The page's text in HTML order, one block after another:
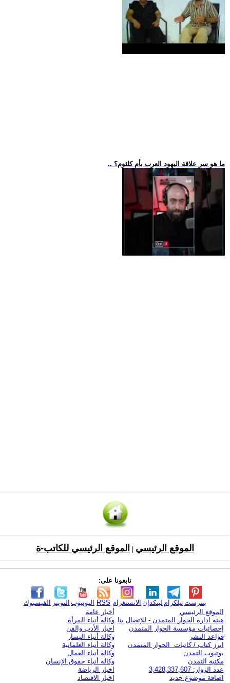
.. ما هو سر علاقة اليهود العرب بأم كلثوم؟
الموقع الرئيسي الموقع الرئيسي للكاتب-ة
تابعونا على:
الفيسبوك التويتر اليوتيوب RSS الانستغرام لينكدإن تيلكرامبنترست
الموقع الرئيسي
هيئة ادارة الحوار المتمدن - للإتصال بنا
إحصائيات مؤسسة الحوار المتمدن
قواعد النشر
ابرز كتاب / كاتبات الحوار المتمدن
يوتيوب التمدن
مكتبة التمدن
عدد الزوار: 3,428,337,607
اضافة موضوع جديد
أخبار عامة
وكالة أنباء المرأة
اخبار الأدب والفن
وكالة أنباء اليسار
وكالة أنباء العلمانية
وكالة أنباء العمال
وكالة أنباء حقوق الإنسان
اخبار الرياضة
اخبار الاقتصاد